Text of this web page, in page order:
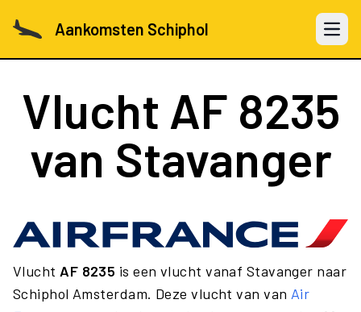
Aankomsten Schiphol Open
Vlucht AF 8235
van Stavanger
Vlucht AF 8235 is een vlucht vanaf Stavanger naar
Schiphol Amsterdam. Deze vlucht van van Air